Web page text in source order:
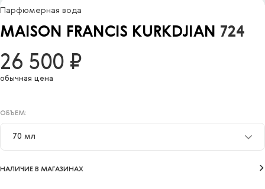
Парфюмерная вода
MAISON FRANCIS KURKDJIAN 724
ОБЪЕМ:
70 мл
35 мл
26 500 ₽
обычная цена
НАЛИЧИЕ В МАГАЗИНАХ